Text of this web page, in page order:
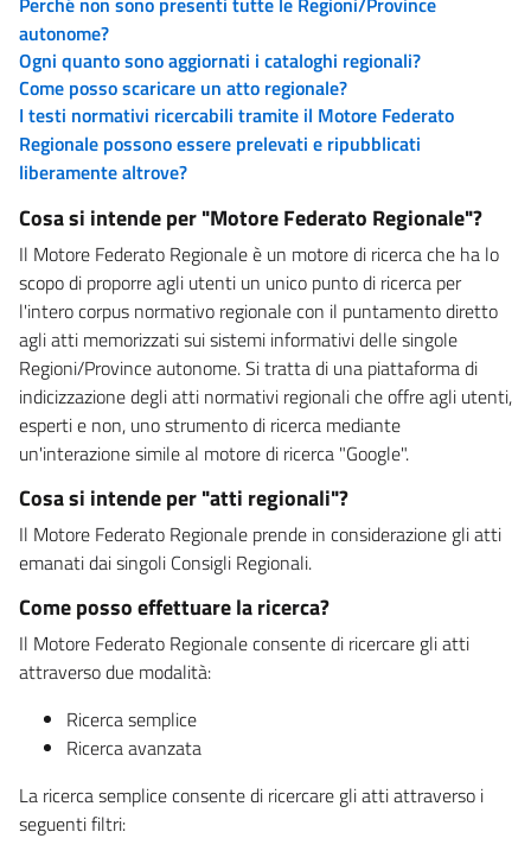
autonome?
Ogni quanto sono aggiornati i cataloghi regionali?
Come posso scaricare un atto regionale?
I testi normativi ricercabili tramite il Motore Federato
Regionale possono essere prelevati e ripubblicati
liberamente altrove?
Cosa si intende per "Motore Federato Regionale"?
Il Motore Federato Regionale è un motore di ricerca che ha lo
scopo di proporre agli utenti un unico punto di ricerca per
l'intero corpus normativo regionale con il puntamento diretto
agli atti memorizzati sui sistemi informativi delle singole
Regioni/Province autonome. Si tratta di una piattaforma di
indicizzazione degli atti normativi regionali che offre agli utenti,
esperti e non, uno strumento di ricerca mediante
un'interazione simile al motore di ricerca "Google".
Cosa si intende per "atti regionali"?
Il Motore Federato Regionale prende in considerazione gli atti
emanati dai singoli Consigli Regionali.
Come posso effettuare la ricerca?
Il Motore Federato Regionale consente di ricercare gli atti
attraverso due modalità:
Ricerca semplice
Ricerca avanzata
La ricerca semplice consente di ricercare gli atti attraverso i
seguenti filtri: